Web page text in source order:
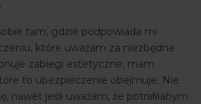
tam, gdzie podpowiada mi
które uważam za niezbędne
zabiegi estetyczne, mam
to ubezpieczenie obejmuje. Nie
nawet jeśli uważam, że potraﬁłabym